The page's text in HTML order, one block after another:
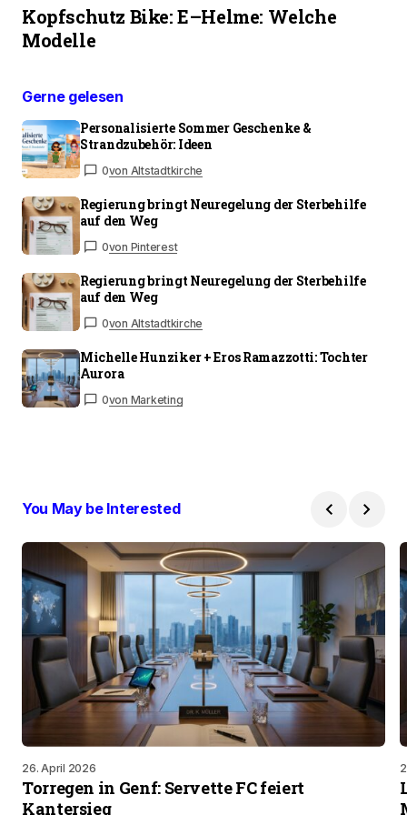
Kopfschutz Bike: E–Helme: Welche
Modelle
Gerne gelesen
Personalisierte Sommer Geschenke &
Strandzubehör: Ideen
0von Altstadtkirche
Regierung bringt Neuregelung der Sterbehilfe
auf den Weg
0von Pinterest
Regierung bringt Neuregelung der Sterbehilfe
auf den Weg
0von Altstadtkirche
Michelle Hunziker + Eros Ramazzotti: Tochter
Aurora
0von Marketing
You May be Interested
26. April 2026
Torregen in Genf: Servette FC feiert
Kantersieg